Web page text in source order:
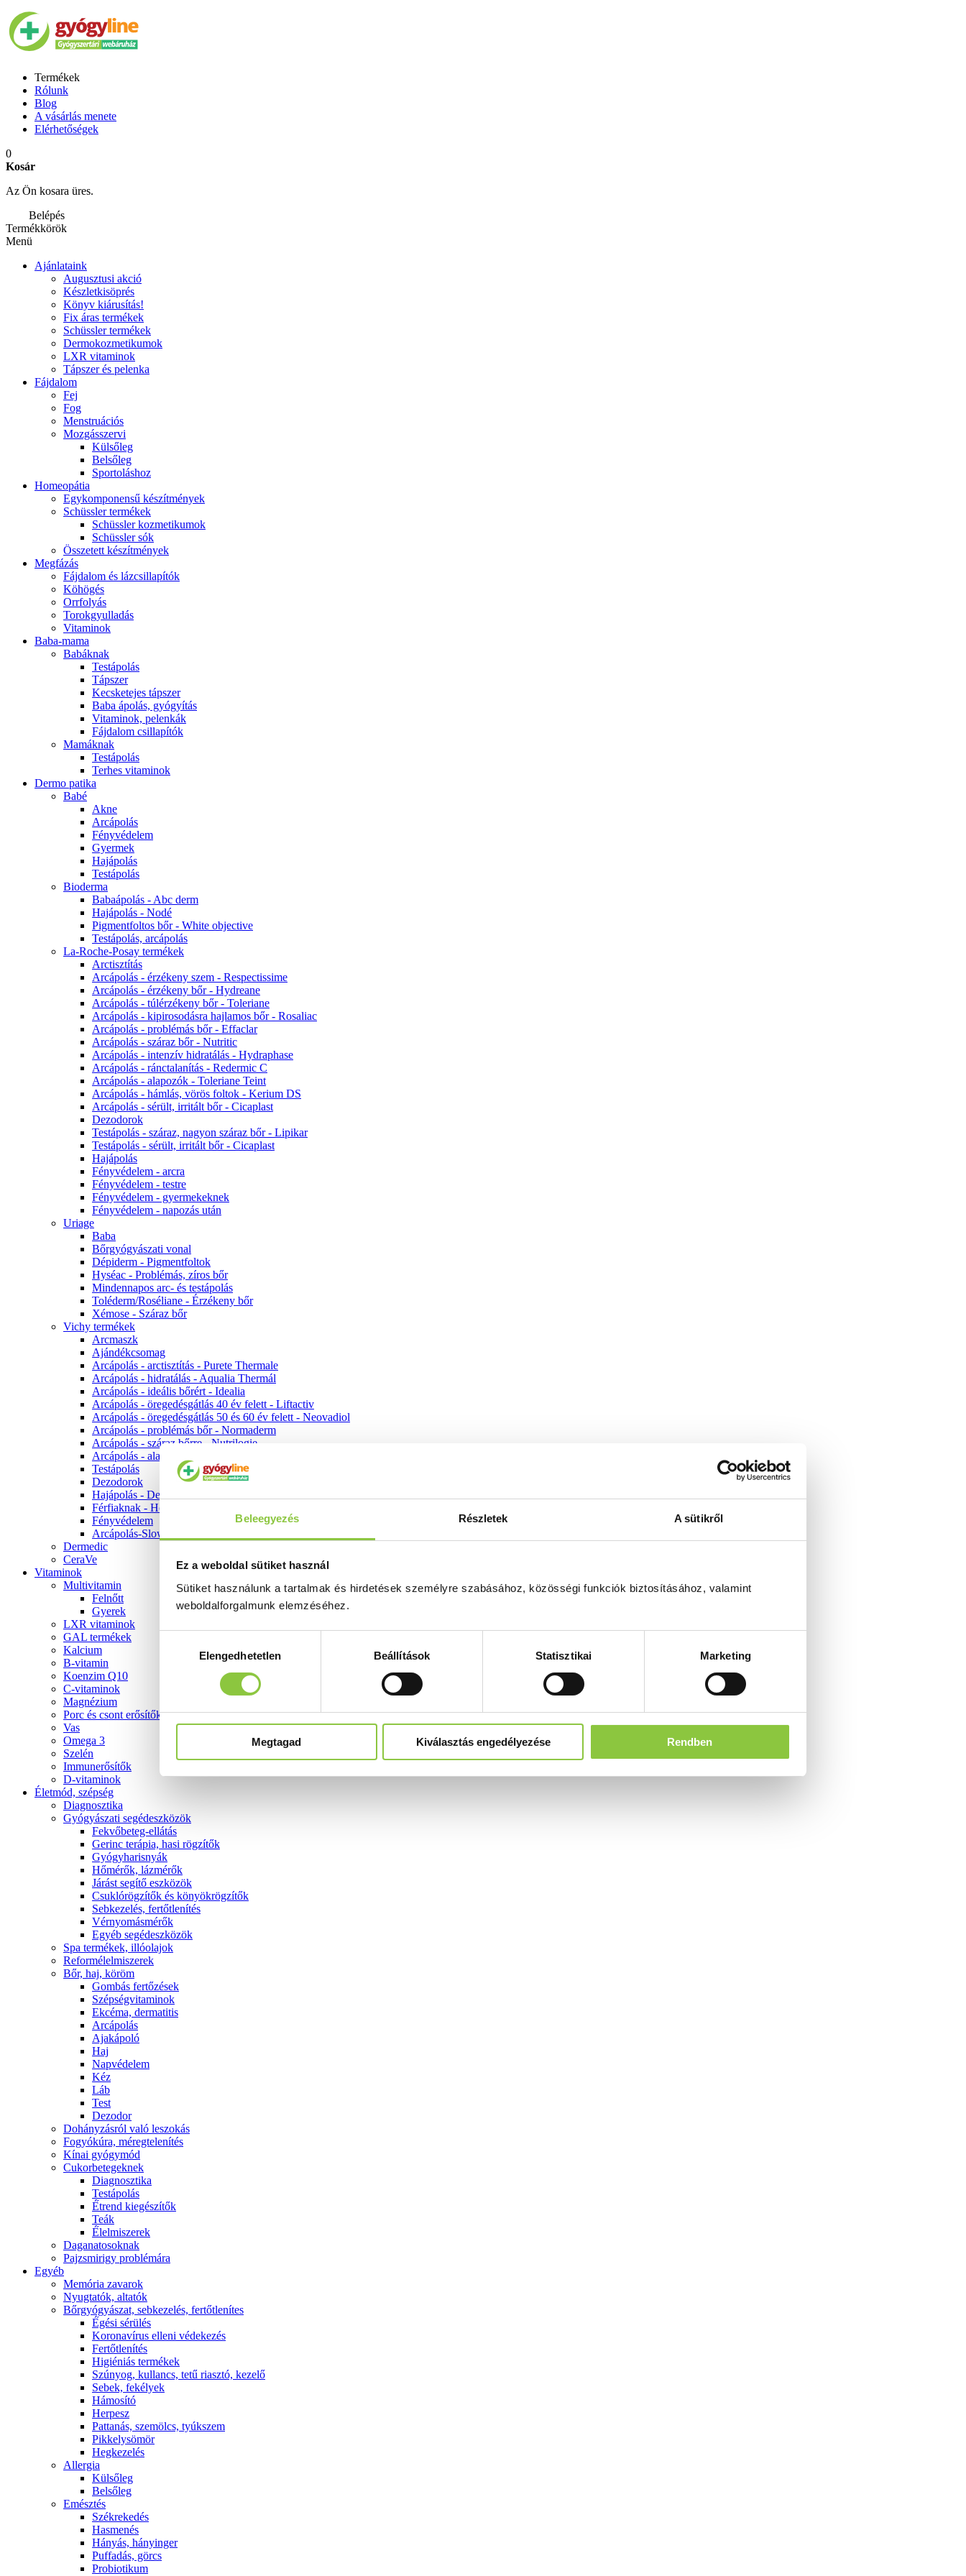
Beleegyezés Részletek A sütikről
Ez a weboldal sütiket használ
Sütiket használunk a tartalmak és hirdetések személyre szabásához, közösségi funkciók biztosításához, valamint
weboldalforgalmunk elemzéséhez.
kiválasztásaElengedhetetlen Beállítások Statisztikai Marketing
Megtagad Kiválasztás engedélyezése Rendben
Termékek
Rólunk
Blog
A vásárlás menete
Elérhetőségek
0
Kosár
Az Ön kosara üres.
Belépés
Termékkörök
Menü
Ajánlataink
Augusztusi akció
Készletkisöprés
Könyv kiárusítás!
Fix áras termékek
Schüssler termékek
Dermokozmetikumok
LXR vitaminok
Tápszer és pelenka
Fájdalom
Fej
Fog
Menstruációs
Mozgásszervi
Külsőleg
Belsőleg
Sportoláshoz
Homeopátia
Egykomponensű készítmények
Schüssler termékek
Schüssler kozmetikumok
Schüssler sók
Összetett készítmények
Megfázás
Fájdalom és lázcsillapítók
Köhögés
Orrfolyás
Torokgyulladás
Vitaminok
Baba-mama
Babáknak
Testápolás
Tápszer
Kecsketejes tápszer
Baba ápolás, gyógyítás
Vitaminok, pelenkák
Fájdalom csillapítók
Mamáknak
Testápolás
Terhes vitaminok
Dermo patika
Babé
Akne
Arcápolás
Fényvédelem
Gyermek
Hajápolás
Testápolás
Bioderma
Babaápolás - Abc derm
Hajápolás - Nodé
Pigmentfoltos bőr - White objective
Testápolás, arcápolás
La-Roche-Posay termékek
Arctisztítás
Arcápolás - érzékeny szem - Respectissime
Arcápolás - érzékeny bőr - Hydreane
Arcápolás - túlérzékeny bőr - Toleriane
Arcápolás - kipirosodásra hajlamos bőr - Rosaliac
Arcápolás - problémás bőr - Effaclar
Arcápolás - száraz bőr - Nutritic
Arcápolás - intenzív hidratálás - Hydraphase
Arcápolás - ránctalanítás - Redermic C
Arcápolás - alapozók - Toleriane Teint
Arcápolás - hámlás, vörös foltok - Kerium DS
Arcápolás - sérült, irritált bőr - Cicaplast
Dezodorok
Testápolás - száraz, nagyon száraz bőr - Lipikar
Testápolás - sérült, irritált bőr - Cicaplast
Hajápolás
Fényvédelem - arcra
Fényvédelem - testre
Fényvédelem - gyermekeknek
Fényvédelem - napozás után
Uriage
Baba
Bőrgyógyászati vonal
Dépiderm - Pigmentfoltok
Hyséac - Problémás, zíros bőr
Mindennapos arc- és testápolás
Toléderm/Roséliane - Érzékeny bőr
Xémose - Száraz bőr
Vichy termékek
Arcmaszk
Ajándékcsomag
Arcápolás - arctisztítás - Purete Thermale
Arcápolás - hidratálás - Aqualia Thermál
Arcápolás - ideális bőrért - Idealia
Arcápolás - öregedésgátlás 40 év felett - Liftactiv
Arcápolás - öregedésgátlás 50 és 60 év felett - Neovadiol
Arcápolás - problémás bőr - Normaderm
Arcápolás - száraz bőrre - Nutrilogie
Arcápolás - alapozók
Testápolás
Dezodorok
Hajápolás - Dercos
Férfiaknak - Homme
Fényvédelem
Arcápolás-Slow Age
Dermedic
CeraVe
Vitaminok
Multivitamin
Felnőtt
Gyerek
LXR vitaminok
GAL termékek
Kalcium
B-vitamin
Koenzim Q10
C-vitaminok
Magnézium
Porc és csont erősítők
Vas
Omega 3
Szelén
Immunerősítők
D-vitaminok
Életmód, szépség
Diagnosztika
Gyógyászati segédeszközök
Fekvőbeteg-ellátás
Gerinc terápia, hasi rögzítők
Gyógyharisnyák
Hőmérők, lázmérők
Járást segítő eszközök
Csuklórögzítők és könyökrögzítők
Sebkezelés, fertőtlenítés
Vérnyomásmérők
Egyéb segédeszközök
Spa termékek, illóolajok
Reformélelmiszerek
Bőr, haj, köröm
Gombás fertőzések
Szépségvitaminok
Ekcéma, dermatitis
Arcápolás
Ajakápoló
Haj
Napvédelem
Kéz
Láb
Test
Dezodor
Dohányzásról való leszokás
Fogyókúra, méregtelenítés
Kínai gyógymód
Cukorbetegeknek
Diagnosztika
Testápolás
É́trend kiegészítők
Teák
É́lelmiszerek
Daganatosoknak
Pajzsmirigy problémára
Egyéb
Memória zavarok
Nyugtatók, altatók
Bőrgyógyászat, sebkezelés, fertőtlenítes
É́gési sérülés
Koronavírus elleni védekezés
Fertőtlenítés
Higiéniás termékek
Szúnyog, kullancs, tetű riasztó, kezelő
Sebek, fekélyek
Hámosító
Herpesz
Pattanás, szemölcs, tyúkszem
Pikkelysömör
Hegkezelés
Allergia
Külsőleg
Belsőleg
Emésztés
Székrekedés
Hasmenés
Hányás, hányinger
Puffadás, görcs
Probiotikum